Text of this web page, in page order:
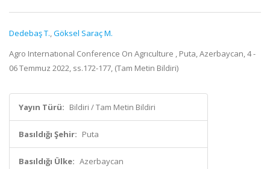
Dedebaş T.,Göksel Saraç M.
Agro Internatıonal Conference On Agrıculture , Puta, Azerbaycan, 4 -
06 Temmuz 2022, ss.172-177, (Tam Metin Bildiri)
Yayın Türü: Bildiri / Tam Metin Bildiri
Basıldığı Şehir: Puta
Basıldığı Ülke: Azerbaycan